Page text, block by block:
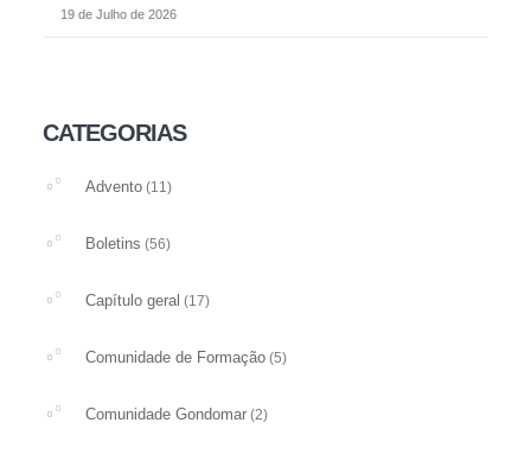
19 de Julho de 2026
CATEGORIAS
Advento (11)
Boletins (56)
Capítulo geral (17)
Comunidade de Formação (5)
Comunidade Gondomar (2)